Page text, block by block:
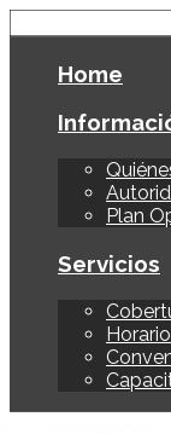
Home
Plan
Servicios